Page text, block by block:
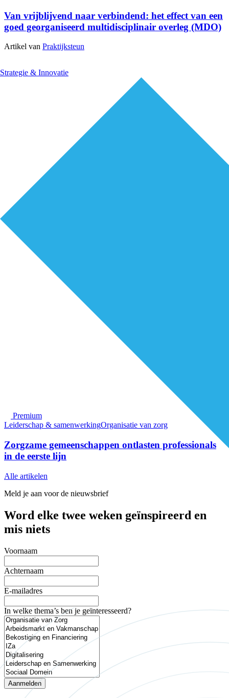
Strategie & Innovatie
Van vrijblijvend naar verbindend: het effect van een
goed georganiseerd multidisciplinair overleg (MDO)
Artikel van Praktijksteun
Premium
Leiderschap & samenwerkingOrganisatie van zorg
Zorgzame gemeenschappen ontlasten professionals
in de eerste lijn
Alle artikelen
Meld je aan voor de nieuwsbrief
Word elke twee weken geïnspireerd en
mis niets
Voornaam
Achternaam
E-mailadres
In welke thema’s ben je geïnteresseerd?
Aanmelden